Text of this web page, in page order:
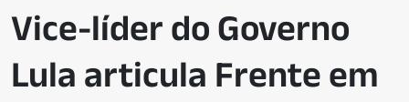
Vice-líder do Governo
Lula articula Frente em